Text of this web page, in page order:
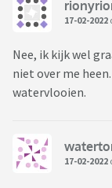
17-02-2022
Nee, ik kijk wel
niet over me
watervlooien.
17-02-2022